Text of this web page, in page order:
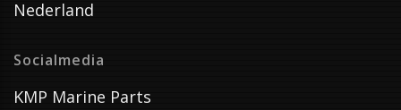
Nederland
Socialmedia
KMP Marine Parts